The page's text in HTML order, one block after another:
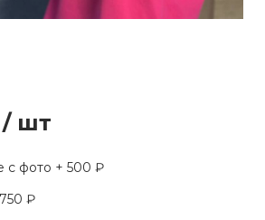
/ шт
фото + 500 ₽
₽